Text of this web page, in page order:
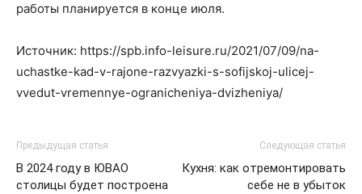
работы планируется в конце июля.
Источник: https://spb.info-leisure.ru/2021/07/09/na-
uchastke-kad-v-rajone-razvyazki-s-sofijskoj-ulicej-
vvedut-vremennye-ogranicheniya-dvizheniya/
Предыдущая статья
В 2024 году в ЮВАО
столицы будет построена
Следующая статья
Кухня: как отремонтировать
себе не в убыток